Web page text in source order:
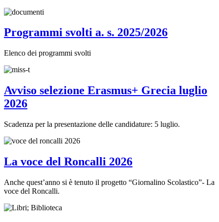
Programmi svolti a. s. 2025/2026
Elenco dei programmi svolti
Avviso selezione Erasmus+ Grecia luglio
2026
Scadenza per la presentazione delle candidature: 5 luglio.
La voce del Roncalli 2026
Anche quest’anno si è tenuto il progetto “Giornalino Scolastico”- La
voce del Roncalli.